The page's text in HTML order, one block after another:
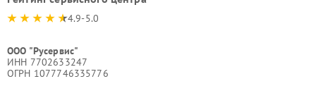
4.9-5.0
ООО "Русервис"
ИНН 7702633247
ОГРН 1077746335776